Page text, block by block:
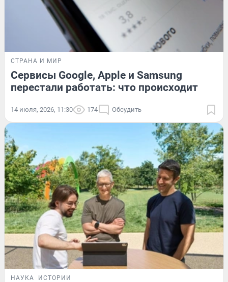
СТРАНА И МИР
Сервисы Google, Apple и Samsung
перестали работать: что происходит
14 июля, 2026, 11:30 174 Обсудить
НАУКА ИСТОРИИ